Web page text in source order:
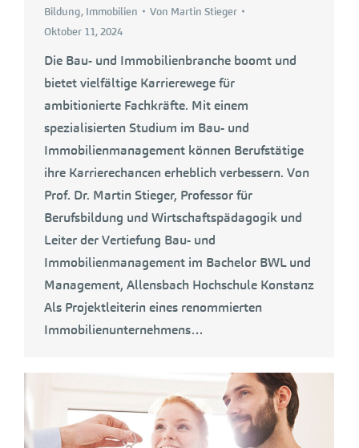
Bildung, Immobilien Von Martin Stieger
Oktober 11, 2024
Die Bau- und Immobilienbranche boomt und
bietet vielfältige Karrierewege für
ambitionierte Fachkräfte. Mit einem
spezialisierten Studium im Bau- und
Immobilienmanagement können Berufstätige
ihre Karrierechancen erheblich verbessern. Von
Prof. Dr. Martin Stieger, Professor für
Berufsbildung und Wirtschaftspädagogik und
Leiter der Vertiefung Bau- und
Immobilienmanagement im Bachelor BWL und
Management, Allensbach Hochschule Konstanz
Als Projektleiterin eines renommierten
Immobilienunternehmens…